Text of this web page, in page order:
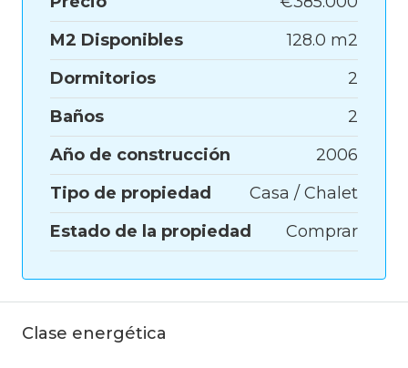
M2 Disponibles
128.0 m2
Dormitorios
2
Baños
2
Año de construcción
2006
Tipo de propiedad
Casa / Chalet
Estado de la propiedad
Comprar
Clase energética